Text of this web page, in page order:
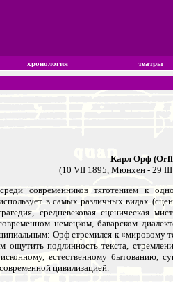
хронология театры
Карл Орф
(10 VII 1895, Мюнхен - 29 III
современников тяготением к
в самых различных видах
средневековая сценическая
немецком, баварском
Орф стремился к «мировому
ощутить подлинность текста,
естественному бытованию,
цивилизацией.